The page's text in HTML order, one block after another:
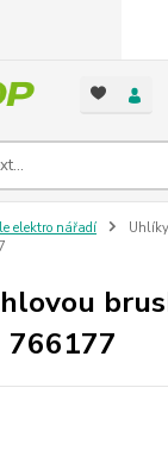
elektro nářadí
766177